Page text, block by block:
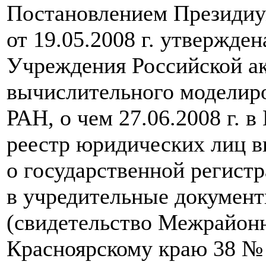
Постановлением
от 19.05.2008 г.
Учреждения Российской
вычислительного
РАН, о чем 27.06.2008 г. в
реестр юридических лиц
о государственной
в учредительные
(свидетельство
Красноярскому краю 38